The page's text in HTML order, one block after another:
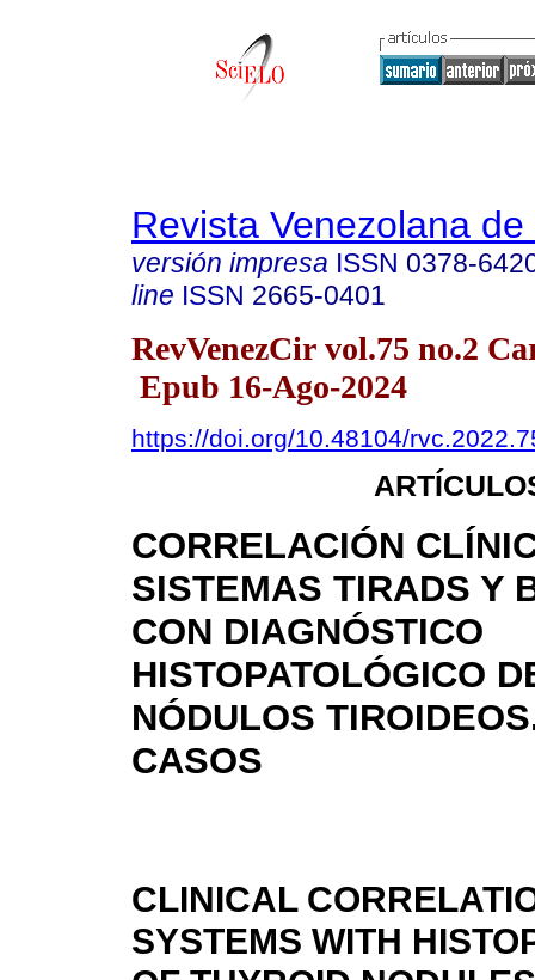
Revista Venezolana
versión impresa ISSN 0378-
line ISSN 2665-0401
RevVenezCir vol.75 no.2
Epub 16-Ago-2024
https://doi.org/10.48104/
CORRELACIÓN
SISTEMAS TIRADS Y
CON DIAGNÓSTICO
HISTOPATOLÓGICO
NÓDULOS
CASOS
CLINICAL
SYSTEMS WITH